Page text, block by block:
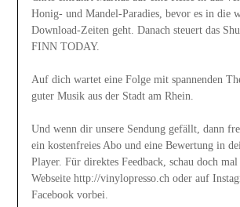
Honig- und Mandel-Paradies, bevor es in die
Download-Zeiten geht. Danach steuert das
FINN TODAY.
Auf dich wartet eine Folge mit spannenden
guter Musik aus der Stadt am Rhein.
Und wenn dir unsere Sendung gefällt, dann
ein kostenfreies Abo und eine Bewertung in
Player. Für direktes Feedback, schau doch
Webseite http://vinylopresso.ch oder auf
Facebook vorbei.